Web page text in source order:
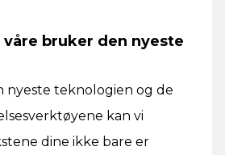
bruker den nyeste
nyeste teknologien og de
kan vi
dine ikke bare er